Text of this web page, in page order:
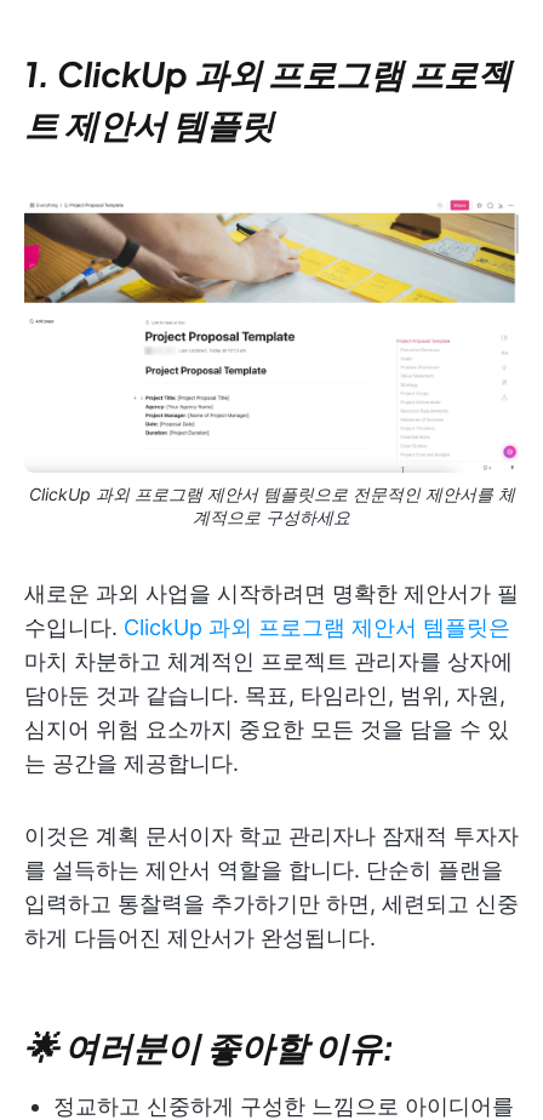
1. ClickUp 과외 프로그램 프로젝
트 제안서 템플릿
ClickUp 과외 프로그램 제안서 템플릿으로 전문적인 제안서를 체
계적으로 구성하세요
새로운 과외 사업을 시작하려면 명확한 제안서가 필
수입니다. ClickUp 과외 프로그램 제안서 템플릿은
마치 차분하고 체계적인 프로젝트 관리자를 상자에
담아둔 것과 같습니다. 목표, 타임라인, 범위, 자원,
심지어 위험 요소까지 중요한 모든 것을 담을 수 있
는 공간을 제공합니다.
이것은 계획 문서이자 학교 관리자나 잠재적 투자자
를 설득하는 제안서 역할을 합니다. 단순히 플랜을
입력하고 통찰력을 추가하기만 하면, 세련되고 신중
하게 다듬어진 제안서가 완성됩니다.
🌟 여러분이 좋아할 이유:
정교하고 신중하게 구성한 느낌으로 아이디어를